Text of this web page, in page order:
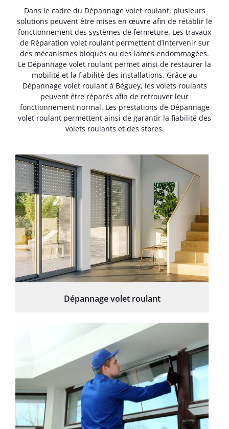
Dans le cadre du Dépannage volet roulant, plusieurs
solutions peuvent être mises en œuvre afin de rétablir le
fonctionnement des systèmes de fermeture. Les travaux
de Réparation volet roulant permettent d’intervenir sur
des mécanismes bloqués ou des lames endommagées.
Le Dépannage volet roulant permet ainsi de restaurer la
mobilité et la fiabilité des installations. Grâce au
Dépannage volet roulant à Béguey, les volets roulants
peuvent être réparés afin de retrouver leur
fonctionnement normal. Les prestations de Dépannage
volet roulant permettent ainsi de garantir la fiabilité des
volets roulants et des stores.
Dépannage volet roulant